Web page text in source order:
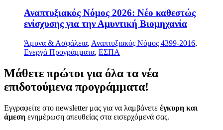
Αναπτυξιακός Νόμος 2026: Νέο καθεστώς
ενίσχυσης για την Αμυντική Βιομηχανία
Άμυνα & Ασφάλεια, Αναπτυξιακός Νόμος 4399-2016,
Ενεργά Προγράμματα, ΕΣΠΑ
Μάθετε πρώτοιγια όλα τα νέα
επιδοτούμενα προγράμματα!
Εγγραφείτε στο newsletter μας για να λαμβάνετε έγκυρη και
άμεση ενημέρωση απευθείας στα εισερχόμενά σας.